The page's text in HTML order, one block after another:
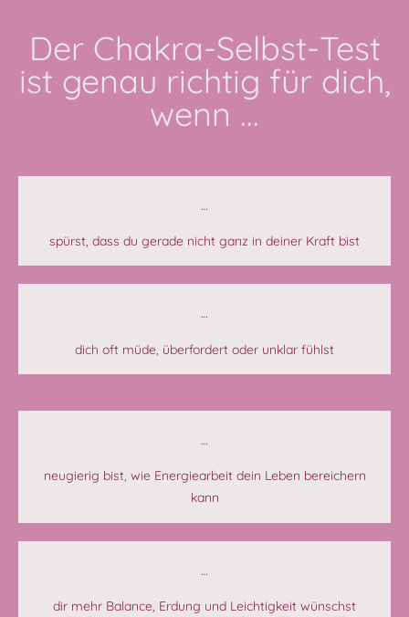
Der Chakra-Selbst-Test
ist genau richtig für dich,
wenn ...
…
spürst, dass du gerade nicht ganz in deiner Kraft bist
…
dich oft müde, überfordert oder unklar fühlst
…
neugierig bist, wie Energiearbeit dein Leben bereichern
kann
…
dir mehr Balance, Erdung und Leichtigkeit wünschst